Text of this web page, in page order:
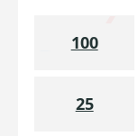
100
25